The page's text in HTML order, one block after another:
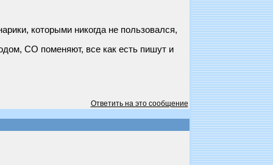
которыми никогда не пользовался,
СО поменяют, все как есть пишут и
Ответить на это сообщение